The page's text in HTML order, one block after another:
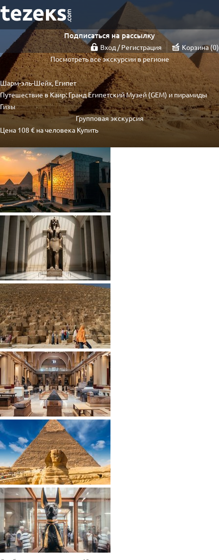
Подписаться на рассылку
Вход / Регистрация Корзина 0
Посмотреть все экскурсии в регионе
Шарм-эль-Шейх, Египет
Путешествие в Каир: Гранд Египетский Музей (GEM) и пирамиды
Гизы
Групповая экскурсия
Цена 108 € на человека Купить